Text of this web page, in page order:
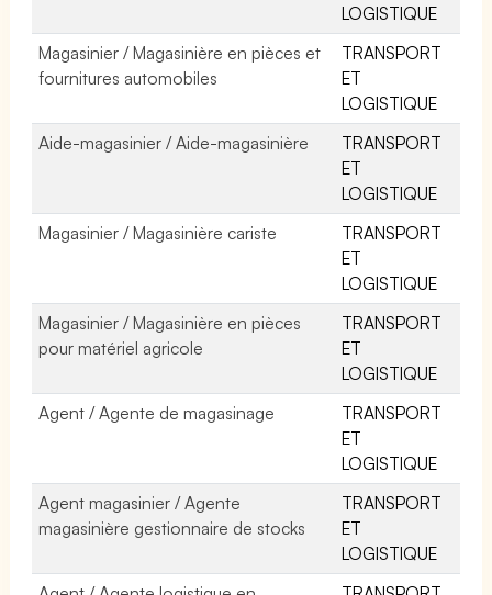
LOGISTIQUE
Magasinier / Magasinière en pièces et
fournitures automobiles
TRANSPORT
ET
LOGISTIQUE
Aide-magasinier / Aide-magasinière
TRANSPORT
ET
LOGISTIQUE
Magasinier / Magasinière cariste
TRANSPORT
ET
LOGISTIQUE
Magasinier / Magasinière en pièces
pour matériel agricole
TRANSPORT
ET
LOGISTIQUE
Agent / Agente de magasinage
TRANSPORT
ET
LOGISTIQUE
Agent magasinier / Agente
magasinière gestionnaire de stocks
TRANSPORT
ET
LOGISTIQUE